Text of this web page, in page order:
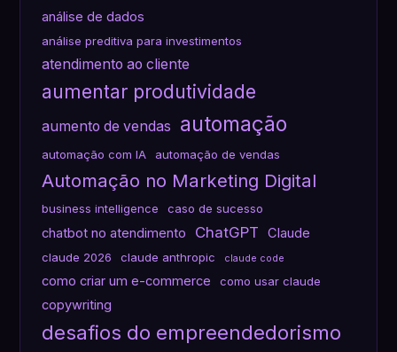
análise de dados
análise preditiva para investimentos
atendimento ao cliente
aumentar produtividade
aumento de vendas automação
automação com IA automação de vendas
Automação no Marketing Digital
business intelligence caso de sucesso
chatbot no atendimento ChatGPT Claude
claude 2026 claude anthropic claude code
como criar um e-commerce como usar claude
copywriting
desafios do empreendedorismo